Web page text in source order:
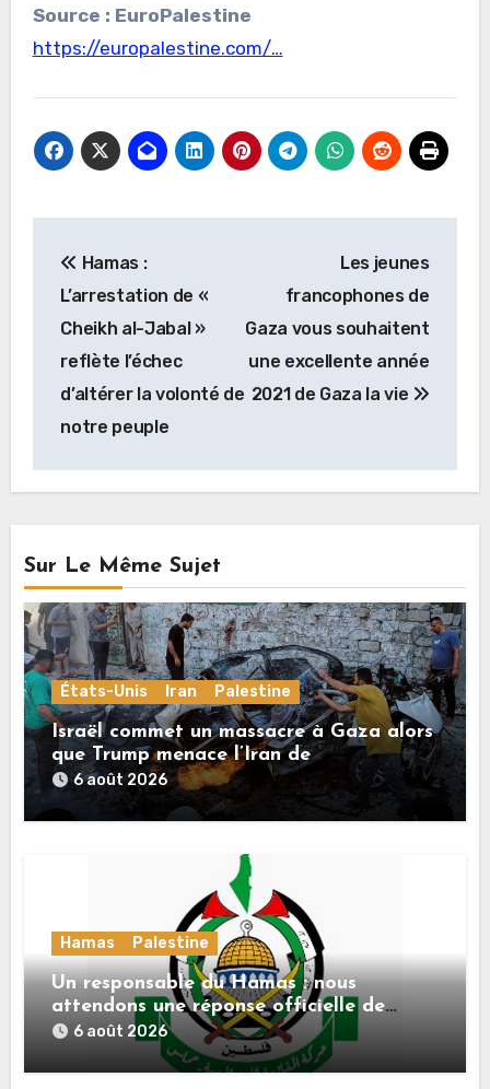
Source : EuroPalestine
https://europalestine.com/…
de
l’article
Hamas :
L’arrestation de «
Cheikh al-Jabal »
reflète l’échec
d’altérer la volonté de
notre peuple
Les jeunes
francophones de
Gaza vous souhaitent
une excellente année
2021 de Gaza la vie
Sur Le Même Sujet
États-Unis Iran Palestine
Israël commet un massacre à Gaza alors
que Trump menace l’Iran de
«décapitation»
6 août 2026
Hamas Palestine
Un responsable du Hamas : nous
attendons une réponse officielle de
Mladenov concernant la feuille de route
de la deuxième phase de l’accord
6 août 2026